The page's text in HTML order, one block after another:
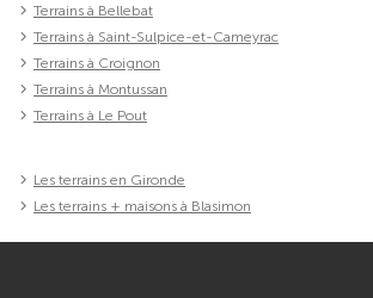
Terrains à Bellebat
Terrains à Saint-Sulpice-et-Cameyrac
Terrains à Croignon
Terrains à Montussan
Terrains à Le Pout
Les terrains en Gironde
Les terrains + maisons à Blasimon